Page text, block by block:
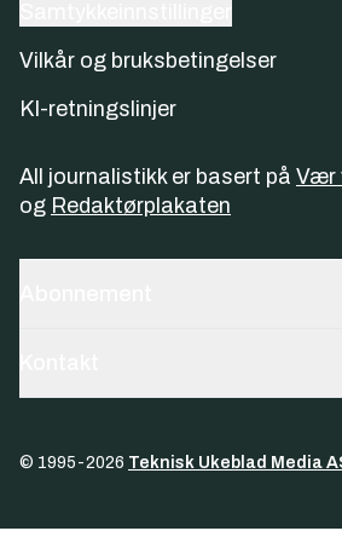
Vilkår og bruksbetingelser
KI-retningslinjer
All journalistikk er basert på Vær
og Redaktørplakaten
© 1995-2026 Teknisk Ukeblad Media